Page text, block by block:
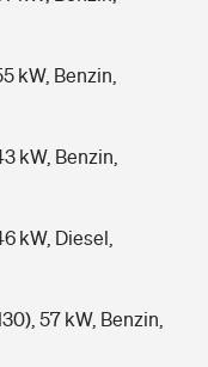
kW, Benzin,
kW, Benzin,
kW, Diesel,
57 kW, Benzin,